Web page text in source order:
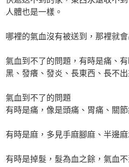
人體也是一樣。
哪裡的氣血沒有被送到，那裡就會
氣血到不了的問題，有時是痛、
黑、發癢、發炎、長東西、長不出
氣血到不了的問題
有時是痛，像是頭痛、胃痛、關
有時是麻，多見手麻腳麻、半邊
有時是掉髮，髮為血之餘，氣血